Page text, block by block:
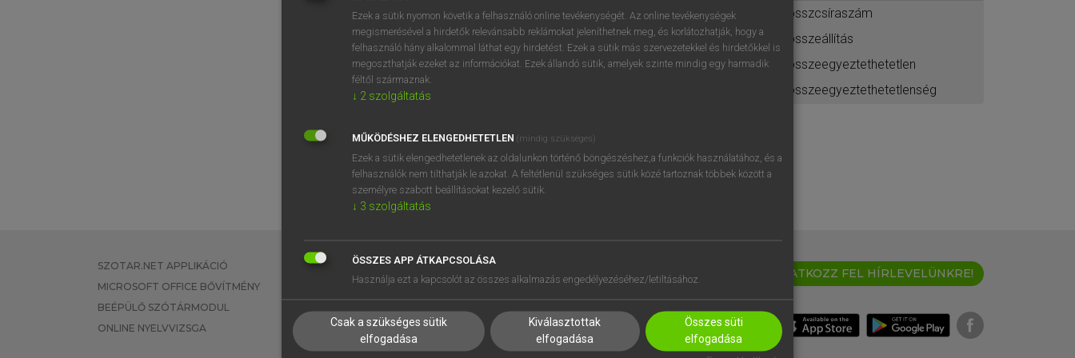
BELÉPÉS
regisztrálok ésbelépek.
REGISZTRÁCIÓ
összcsíraszám
összeállítás
összeegyeztethetetlen
összeegyeztethetetlenség
SZOTAR.NET APPLIKÁCIÓ
MICROSOFT OFFICE BŐVÍTMÉNY
BEÉPÜLŐ SZÓTÁRMODUL
ONLINE NYELVVIZSGA
EGYÉNI FELHASZNÁLÓKNAK
TANULÓKNAK
VÁLLALATI MEGOLDÁSOK
SÚGÓ
RÓLUNK
SÜTI BEÁLLÍTÁSOK
IRATKOZZ FEL HÍRLEVELÜNKRE!
Ezek a sütik nyomon követik a felhasználó online tevékenységét. Az online tevékenységek
megismerésével a hirdetők relevánsabb reklámokat jeleníthetnek meg, és korlátozhatják, hogy a
felhasználó hány alkalommal láthat egy hirdetést. Ezek a sütik más szervezetekkel és hirdetőkkel is
megoszthatják ezeket az információkat. Ezek állandó sütik, amelyek szinte mindig egy harmadik
féltől származnak.
↓ 2 szolgáltatás
MŰKÖDÉSHEZ ELENGEDHETETLEN (mindig szükséges)
Ezek a sütik elengedhetetlenek az oldalunkon történő böngészéshez,a funkciók használatához, és a
felhasználók nem tilthatják le azokat. A feltétlenül szükséges sütik közé tartoznak többek között a
személyre szabott beállításokat kezelő sütik.
↓ 3 szolgáltatás
ÖSSZES APP ÁTKAPCSOLÁSA
Használja ezt a kapcsolót az összes alkalmazás engedélyezéséhez/letiltásához.
Csak a szükséges sütik
elfogadása
Kiválasztottak
elfogadása
Összes süti
elfogadása